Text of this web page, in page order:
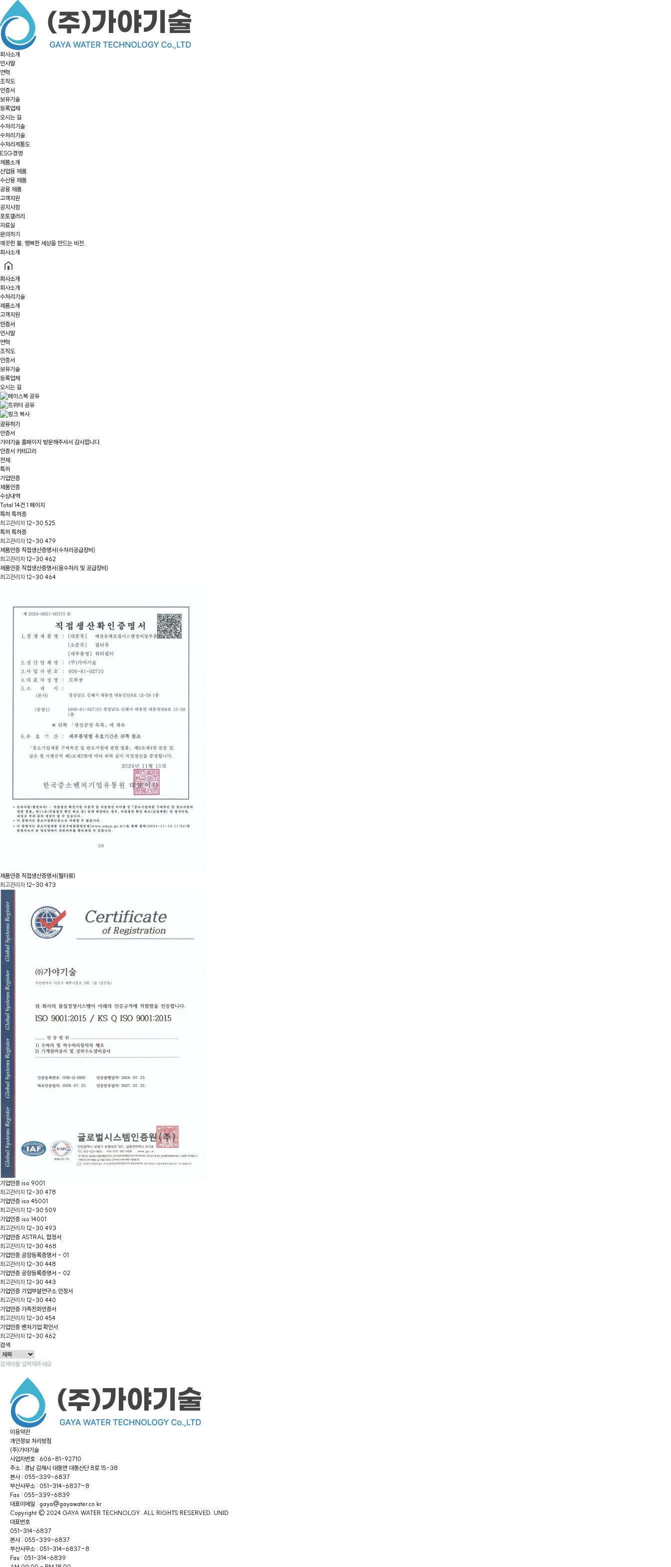
회사소개
인사말
연혁
조직도
인증서
보유기술
등록업체
오시는 길
수처리기술
수처리기술
수처리계통도
ESG경영
제품소개
산업용 제품
수산용 제품
공용 제품
고객지원
공지사항
포토갤러리
자료실
문의하기
깨끗한 물, 행복한 세상을 만드는 비전.
회사소개
회사소개
회사소개
수처리기술
제품소개
고객지원
인증서
인사말
연혁
조직도
인증서
보유기술
등록업체
오시는 길
공유하기
인증서
가야기술 홈페이지 방문해주셔서 감사합니다.
인증서 카테고리
전체
특허
기업인증
제품인증
수상내역
Total 14건 1 페이지
특허 특허증
최고관리자 12-30 525
특허 특허증
최고관리자 12-30 479
제품인증 직접생산증명서(수처리공급장비)
최고관리자 12-30 462
제품인증 직접생산증명서(용수처리 및 공급장비)
최고관리자 12-30 464
제품인증 직접생산증명서(필터류)
최고관리자 12-30 473
기업인증 iso 9001
최고관리자 12-30 478
기업인증 iso 45001
최고관리자 12-30 509
기업인증 iso 14001
최고관리자 12-30 493
기업인증 ASTRAL 협정서
최고관리자 12-30 468
기업인증 공장등록증명서 - 01
최고관리자 12-30 448
기업인증 공장등록증명서 - 02
최고관리자 12-30 443
기업인증 기업부설연구소 인정서
최고관리자 12-30 440
기업인증 가족친화인증서
최고관리자 12-30 454
기업인증 벤처기업 확인서
최고관리자 12-30 462
검색
이용약관
개인정보 처리방침
(주)가야기술
사업자번호 : 606-81-92710
주소 : 경남 김해시 대동면 대동산단 8로 15-38
본사 : 055-339-6837
부산사무소 : 051-314-6837~8
Fax : 055-339-6839
대표이메일 : gaya@gayawater.co.kr
Copyright © 2024 GAYA WATER TECHNOLGY. ALL RIGHTS RESERVED. UNID
대표번호
051-314-6837
본사 : 055-339-6837
부산사무소 : 051-314-6837~8
Fax : 051-314-6839